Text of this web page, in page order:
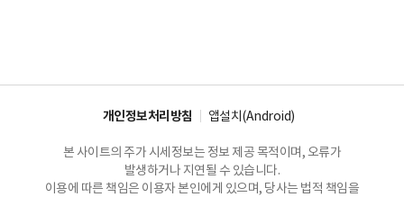
개인정보처리방침 앱설치(Android)
본 사이트의 주가 시세정보는 정보 제공 목적이며, 오류가
발생하거나 지연될 수 있습니다.
이용에 따른 책임은 이용자 본인에게 있으며, 당사는 법적 책임을